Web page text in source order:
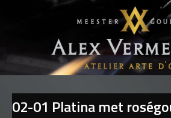
02-01 Platina met